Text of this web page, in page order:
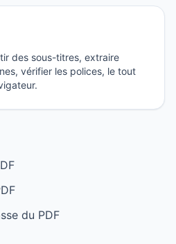
des sous-titres, extraire
vérifier les polices, le tout
du PDF